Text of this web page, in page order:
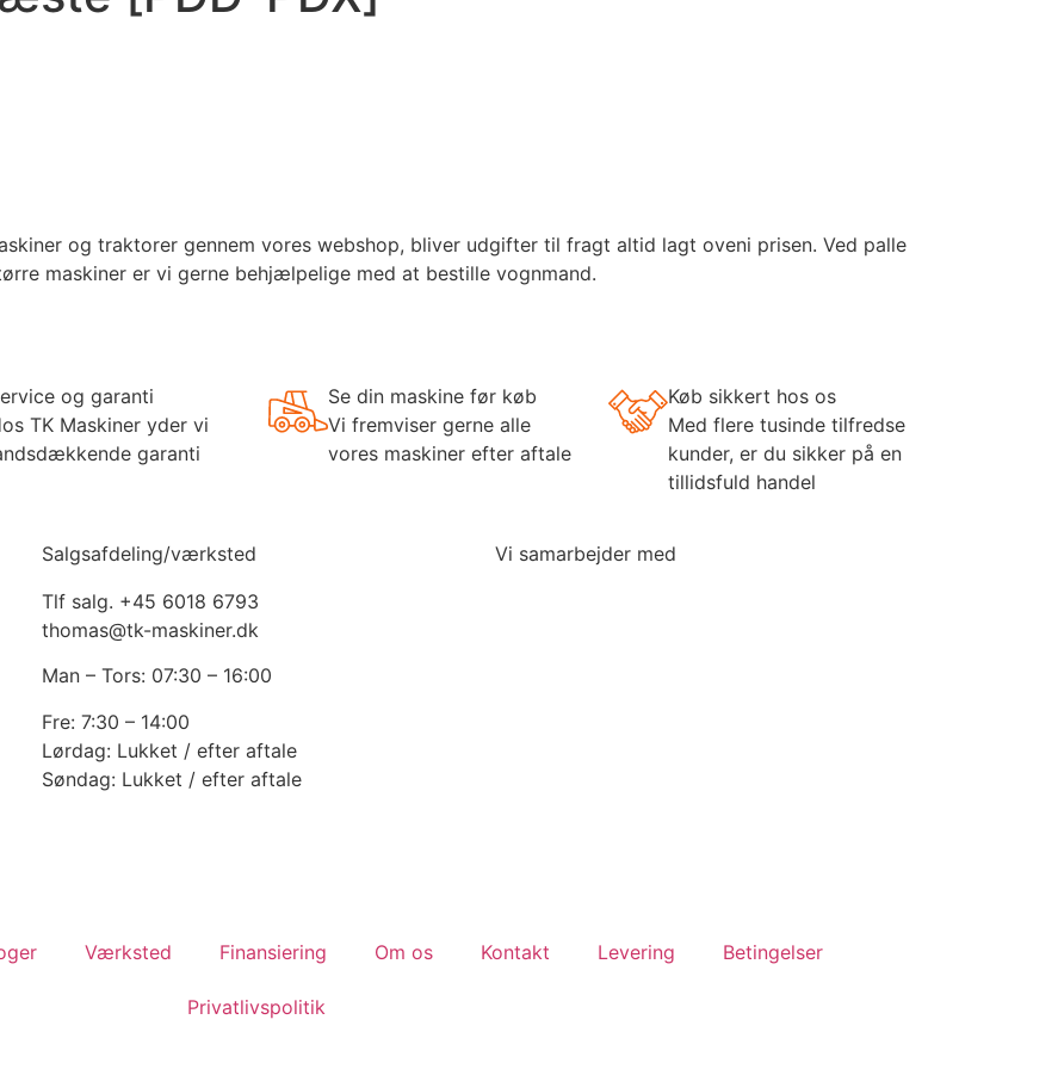
og traktorer gennem vores webshop, bliver udgifter til fragt altid lagt oveni prisen. Ved palle
maskiner er vi gerne behjælpelige med at bestille vognmand.
og garanti
TK Maskiner yder vi
garanti
Se din maskine før køb
Vi fremviser gerne alle
vores maskiner efter aftale
Køb sikkert hos os
Med flere tusinde tilfredse
kunder, er du sikker på en
tillidsfuld handel
Salgsafdeling/værksted
Tlf salg. +45 6018 6793
thomas@tk-maskiner.dk
Man – Tors: 07:30 – 16:00
Fre: 7:30 – 14:00
Lørdag: Lukket / efter aftale
Søndag: Lukket / efter aftale
Vi samarbejder med
Værksted Finansiering Om os Kontakt Levering Betingelser
Privatlivspolitik